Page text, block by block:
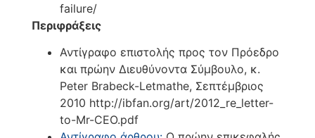
failure/
Περιφράξεις
Αντίγραφο επιστολής προς τον Πρόεδρο
και πρώην Διευθύνοντα Σύμβουλο, κ.
Peter Brabeck-Letmathe, Σεπτέμβριος
2010 http://ibfan.org/art/2012_re_letter-
to-Mr-CEO.pdf